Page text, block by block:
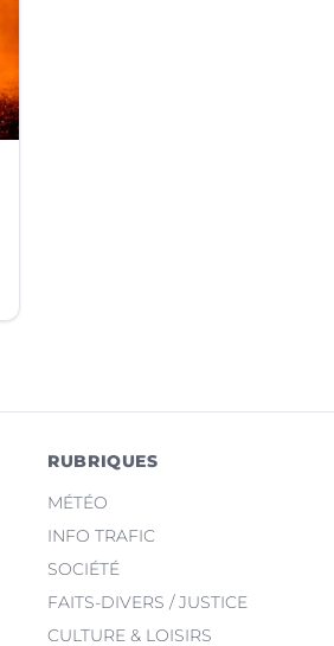
RUBRIQUES
MÉTÉO
INFO TRAFIC
SOCIÉTÉ
FAITS-DIVERS / JUSTICE
CULTURE & LOISIRS